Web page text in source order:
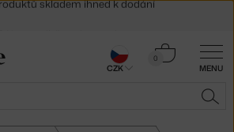
MENU
0
Košík
30 dní na vrácení zboží
CZK